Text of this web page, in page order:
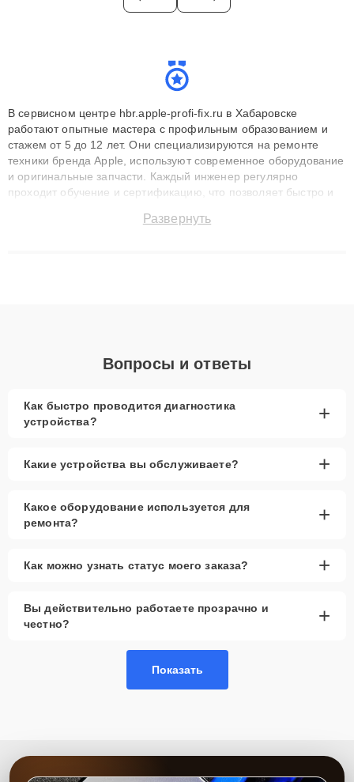
В сервисном центре hbr.apple-profi-fix.ru в Хабаровске
работают опытные мастера с профильным образованием и
стажем от 5 до 12 лет. Они специализируются на ремонте
техники бренда Apple, используют современное оборудование
и оригинальные запчасти. Каждый инженер регулярно
проходит обучение и сертификацию, что позволяет быстро и
сохранением гарантии до 3 лет. Наши мастера решают
Развернуть
Вопросы и ответы
Как быстро проводится диагностика
устройства?
+
Какие устройства вы обслуживаете? +
Какое оборудование используется для
ремонта?
+
Как можно узнать статус моего заказа? +
Вы действительно работаете прозрачно и
честно?
+
Показать